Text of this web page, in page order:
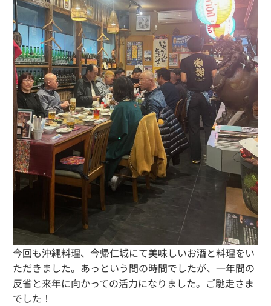
今回も沖縄料理、今帰仁城にて美味しいお酒と料理をい
ただきました。あっという間の時間でしたが、一年間の
反省と来年に向かっての活力になりました。ご馳走さま
でした！